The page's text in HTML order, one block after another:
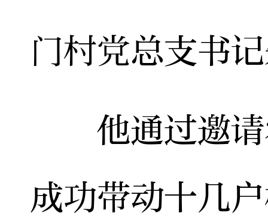
门村党总支书
他通过邀请
成功带动十几